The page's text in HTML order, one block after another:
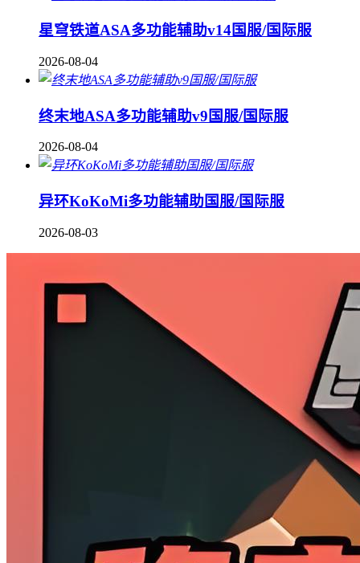
星穹铁道ASA多功能辅助v14国服/国际服
2026-08-04
终末地ASA多功能辅助v9国服/国际服
2026-08-04
异环KoKoMi多功能辅助国服/国际服
2026-08-03